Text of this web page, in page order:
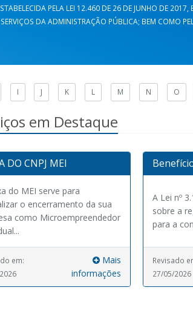
PELA LEI 12.460 DE 26 DE JUNHO DE
DA ADMINISTRAÇÃO PÚBLICA; BEM COMO
I J K L M N O
em Destaque
DO CNPJ MEI
do MEI serve para
o encerramento da sua
como Microempreendedor
em:
Mais
informações
A Lei nº
sobre a
para a
Revisado
27/05/2026